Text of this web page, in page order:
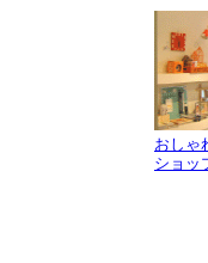
おしゃ
ショッ